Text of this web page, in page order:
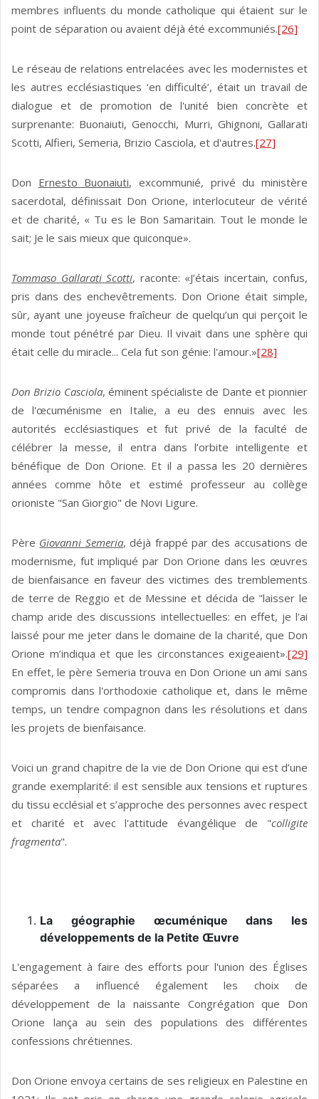
membres influents du monde catholique qui étaient sur le
point de séparation ou avaient déjà été excommuniés.[26]
Le réseau de relations entrelacées avec les modernistes et
les autres ecclésiastiques ‘en difficulté’, était un travail de
dialogue et de promotion de l'unité bien concrète et
surprenante: Buonaiuti, Genocchi, Murri, Ghignoni, Gallarati
Scotti, Alfieri, Semeria, Brizio Casciola, et d'autres.[27]
Don Ernesto Buonaiuti, excommunié, privé du ministère
sacerdotal, définissait Don Orione, interlocuteur de vérité
et de charité, « Tu es le Bon Samaritain. Tout le monde le
sait; Je le sais mieux que quiconque».
Tommaso Gallarati Scotti, raconte: «J’étais incertain, confus,
pris dans des enchevêtrements. Don Orione était simple,
sûr, ayant une joyeuse fraîcheur de quelqu’un qui perçoit le
monde tout pénétré par Dieu. Il vivait dans une sphère qui
était celle du miracle... Cela fut son génie: l'amour.»[28]
Don Brizio Casciola, éminent spécialiste de Dante et pionnier
de l'œcuménisme en Italie, a eu des ennuis avec les
autorités ecclésiastiques et fut privé de la faculté de
célébrer la messe, il entra dans l’orbite intelligente et
bénéfique de Don Orione. Et il a passa les 20 dernières
années comme hôte et estimé professeur au collège
orioniste "San Giorgio" de Novi Ligure.
Père Giovanni Semeria, déjà frappé par des accusations de
modernisme, fut impliqué par Don Orione dans les œuvres
de bienfaisance en faveur des victimes des tremblements
de terre de Reggio et de Messine et décida de "laisser le
champ aride des discussions intellectuelles: en effet, je l'ai
laissé pour me jeter dans le domaine de la charité, que Don
Orione m’indiqua et que les circonstances exigeaient».[29]
En effet, le père Semeria trouva en Don Orione un ami sans
compromis dans l'orthodoxie catholique et, dans le même
temps, un tendre compagnon dans les résolutions et dans
les projets de bienfaisance.
Voici un grand chapitre de la vie de Don Orione qui est d’une
grande exemplarité: il est sensible aux tensions et ruptures
du tissu ecclésial et s’approche des personnes avec respect
et charité et avec l'attitude évangélique de "colligite
fragmenta".
La géographie œcuménique dans les
développements de la Petite Œuvre
L'engagement à faire des efforts pour l'union des Églises
séparées a influencé également les choix de
développement de la naissante Congrégation que Don
Orione lança au sein des populations des différentes
confessions chrétiennes.
Don Orione envoya certains de ses religieux en Palestine en